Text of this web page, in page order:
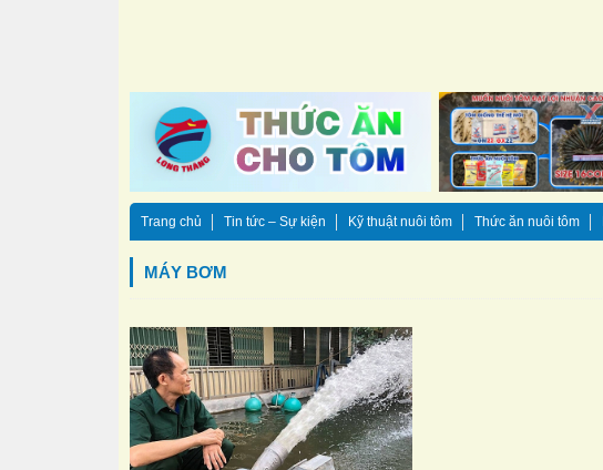
Trang chủ Tin tức – Sự kiện Kỹ thuật nuôi tôm Thức ăn nuôi tôm
MÁY BƠM